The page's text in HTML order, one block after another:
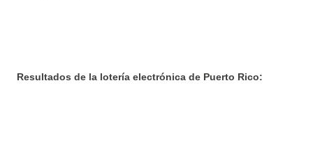
Resultados de la lotería electrónica de Puerto Rico: